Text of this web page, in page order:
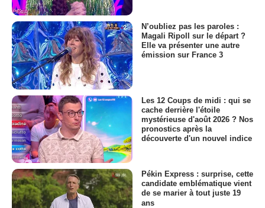
N’oubliez pas les paroles :
Magali Ripoll sur le départ ?
Elle va présenter une autre
émission sur France 3
Les 12 Coups de midi : qui se
cache derrière l'étoile
mystérieuse d'août 2026 ? Nos
pronostics après la
découverte d'un nouvel indice
Pékin Express : surprise, cette
candidate emblématique vient
de se marier à tout juste 19
ans